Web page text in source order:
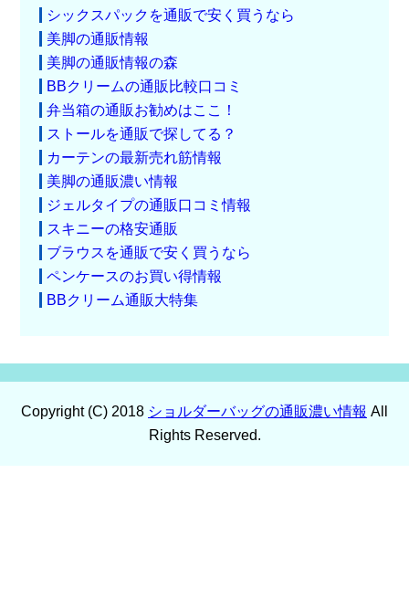
シックスパックを通販で安く買うなら
美脚の通販情報
美脚の通販情報の森
BBクリームの通販比較口コミ
弁当箱の通販お勧めはここ！
ストールを通販で探してる？
カーテンの最新売れ筋情報
美脚の通販濃い情報
ジェルタイプの通販口コミ情報
スキニーの格安通販
ブラウスを通販で安く買うなら
ペンケースのお買い得情報
BBクリーム通販大特集
Copyright (C) 2018 ショルダーバッグの通販濃い情報 All
Rights Reserved.